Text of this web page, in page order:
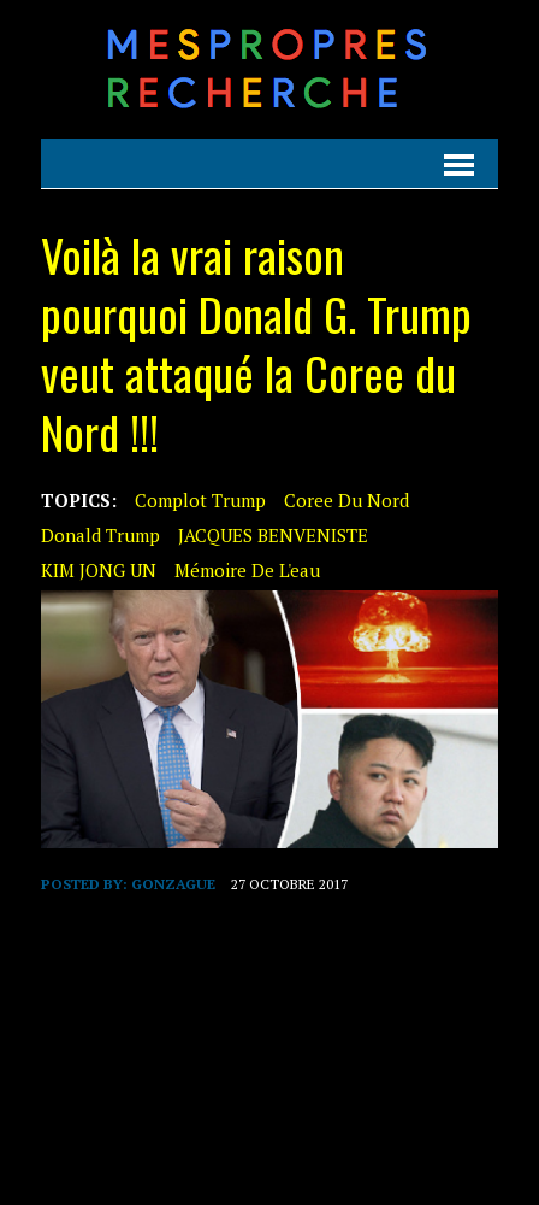
Voilà la vrai raison
pourquoi Donald G. Trump
veut attaqué la Coree du
Nord !!!
TOPICS: Complot Trump
Coree Du Nord
Donald Trump
JACQUES BENVENISTE
KIM JONG UN
Mémoire De L'eau
POSTED BY: GONZAGUE 27 OCTOBRE 2017